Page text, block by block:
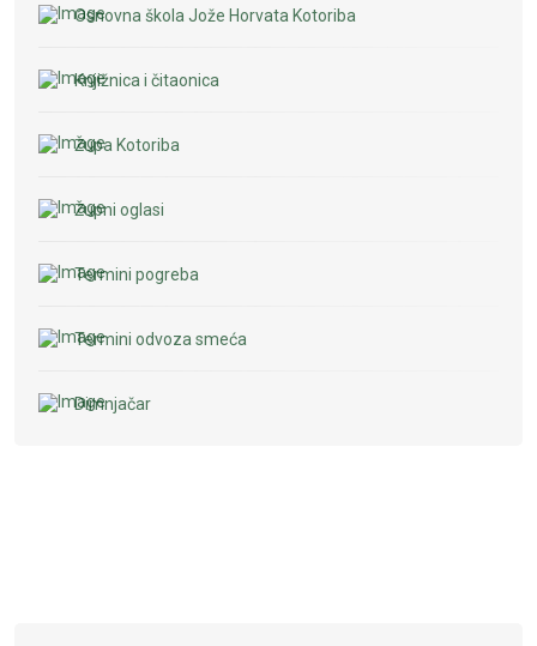
Osnovna škola Jože Horvata Kotoriba
Knjižnica i čitaonica
Župa Kotoriba
Župni oglasi
Termini pogreba
Termini odvoza smeća
Dimnjačar